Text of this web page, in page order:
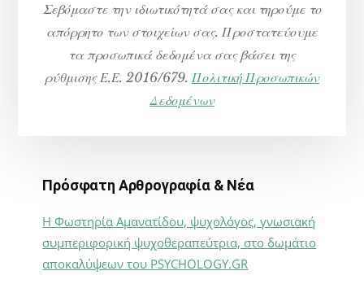
Σεβόμαστε την ιδιωτικότητά σας και τηρούμε το
απόρρητο των στοιχείων σας. Προστατεύουμε
τα προσωπικά δεδομένα σας βάσει της
ρύθμισης Ε.Ε. 2016/679. Πολιτική Προσωπικών
Δεδομένων
Πρόσφατη Αρθρογραφία & Νέα
Η Φωστηρία Αμανατίδου, ψυχολόγος, γνωσιακή
συμπεριφορική ψυχοθεραπεύτρια, στο δωμάτιο
αποκαλύψεων του PSYCHOLOGY.GR